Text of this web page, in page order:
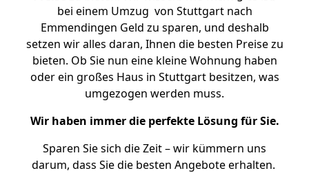
bei einem Umzug von Stuttgart nach
Emmendingen Geld zu sparen, und deshalb
setzen wir alles daran, Ihnen die besten Preise zu
bieten. Ob Sie nun eine kleine Wohnung haben
oder ein großes Haus in Stuttgart besitzen, was
umgezogen werden muss.
Wir haben immer die perfekte Lösung für Sie.
Sparen Sie sich die Zeit – wir kümmern uns
darum, dass Sie die besten Angebote erhalten.